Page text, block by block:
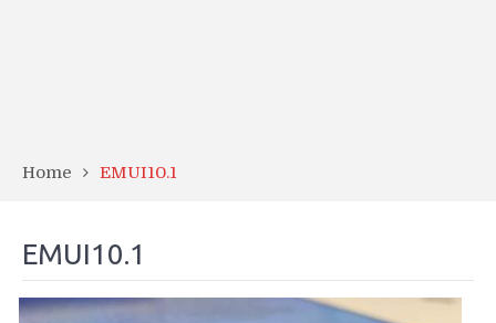
Home EMUI10.1
EMUI10.1